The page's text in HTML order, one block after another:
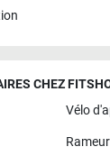
CHEZ
Vélo
Rameur